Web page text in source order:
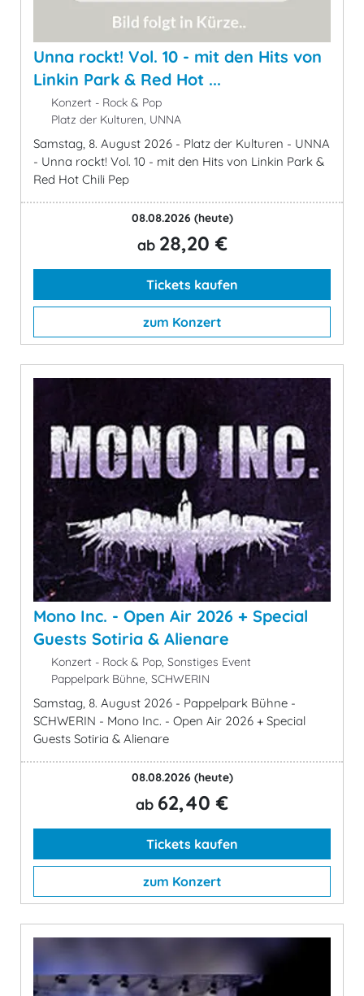
Unna rockt! Vol. 10 - mit den Hits von
Linkin Park & Red Hot ...
Konzert - Rock & Pop
Platz der Kulturen, UNNA
Samstag, 8. August 2026 - Platz der Kulturen - UNNA
- Unna rockt! Vol. 10 - mit den Hits von Linkin Park &
Red Hot Chili Pep
08.08.2026 (heute)
ab 28,20 €
Tickets kaufen
zum Konzert
Mono Inc. - Open Air 2026 + Special
Guests Sotiria & Alienare
Konzert - Rock & Pop, Sonstiges Event
Pappelpark Bühne, SCHWERIN
Samstag, 8. August 2026 - Pappelpark Bühne -
SCHWERIN - Mono Inc. - Open Air 2026 + Special
Guests Sotiria & Alienare
08.08.2026 (heute)
ab 62,40 €
Tickets kaufen
zum Konzert